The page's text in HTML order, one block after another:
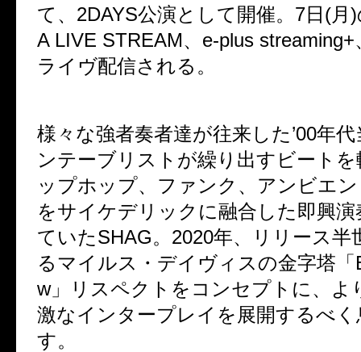
て、2DAYS公演として開催。7日(月
A LIVE STREAM、e-plus
ライヴ配信される。
様々な強者奏者達が往来した’00年
ンテーブリストが繰り出すビート
ップホップ、ファンク、アンビエ
をサイケデリックに融合した即興
ていたSHAG。2020年、リリース半
るマイルス・デイヴィスの金字塔「
w」リスペクトをコンセプトに、よ
激なインタープレイを展開するべ
す。